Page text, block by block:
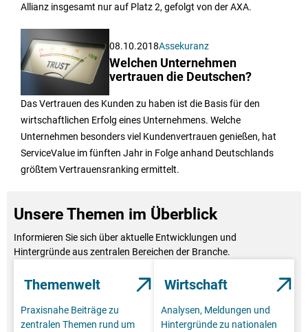
Allianz insgesamt nur auf Platz 2, gefolgt von der AXA.
08.10.2018Assekuranz
Welchen Unternehmen
vertrauen die Deutschen?
Das Vertrauen des Kunden zu haben ist die Basis für den
wirtschaftlichen Erfolg eines Unternehmens. Welche
Unternehmen besonders viel Kundenvertrauen genießen, hat
ServiceValue im fünften Jahr in Folge anhand Deutschlands
größtem Vertrauensranking ermittelt.
Unsere Themen im Überblick
Informieren Sie sich über aktuelle Entwicklungen und
Hintergründe aus zentralen Bereichen der Branche.
Themenwelt
Praxisnahe Beiträge zu
zentralen Themen rund um
Wirtschaft
Analysen, Meldungen und
Hintergründe zu nationalen